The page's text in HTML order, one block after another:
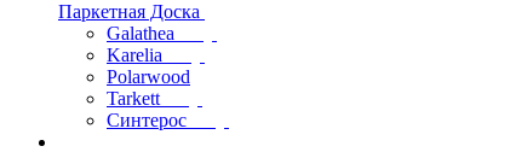
Паркетная Доска
Galathea
Karelia
Polarwood
Tarkett
Синтерос